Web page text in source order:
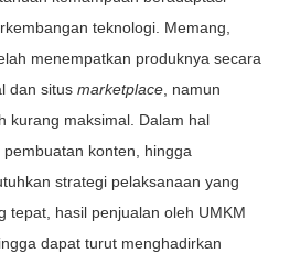
teknologi. Memang,
menempatkan produknya secara
dan situs marketplace, namun
kurang maksimal. Dalam hal
konten, hingga
strategi pelaksanaan yang
tepat, hasil penjualan oleh UMKM
dapat turut menghadirkan